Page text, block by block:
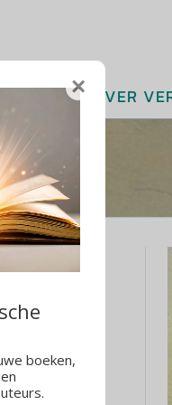
AGENDA OVER
×
boeken,